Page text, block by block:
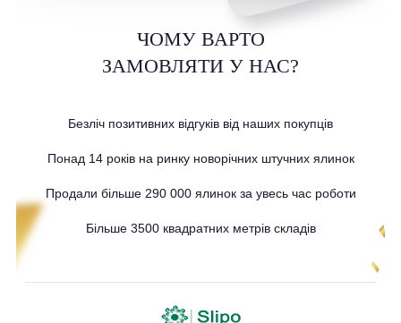
ЧОМУ ВАРТО
ЗАМОВЛЯТИ У НАС?
Безліч позитивних відгуків від наших покупців
Понад 14 років на ринку новорічних штучних ялинок
Продали більше 290 000 ялинок за увесь час роботи
Більше 3500 квадратних метрів складів